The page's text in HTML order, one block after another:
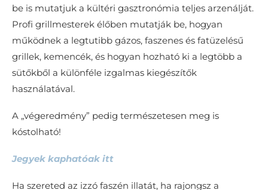
be is mutatjuk a kültéri gasztronómia teljes arzenálját.
Profi grillmesterek élőben mutatják be, hogyan
működnek a legtutibb gázos, faszenes és fatüzelésű
grillek, kemencék, és hogyan hozható ki a legtöbb a
sütőkből a különféle izgalmas kiegészítők
használatával.
A „végeredmény” pedig természetesen meg is
kóstolható!
Jegyek kaphatóak itt
Ha szereted az izzó faszén illatát, ha rajongsz a